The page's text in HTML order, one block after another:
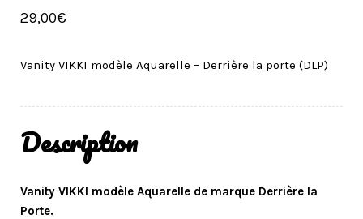
29,00€
Vanity VIKKI modèle Aquarelle – Derrière la porte (DLP)
Description
Vanity VIKKI modèle Aquarelle de marque Derrière la
Porte.